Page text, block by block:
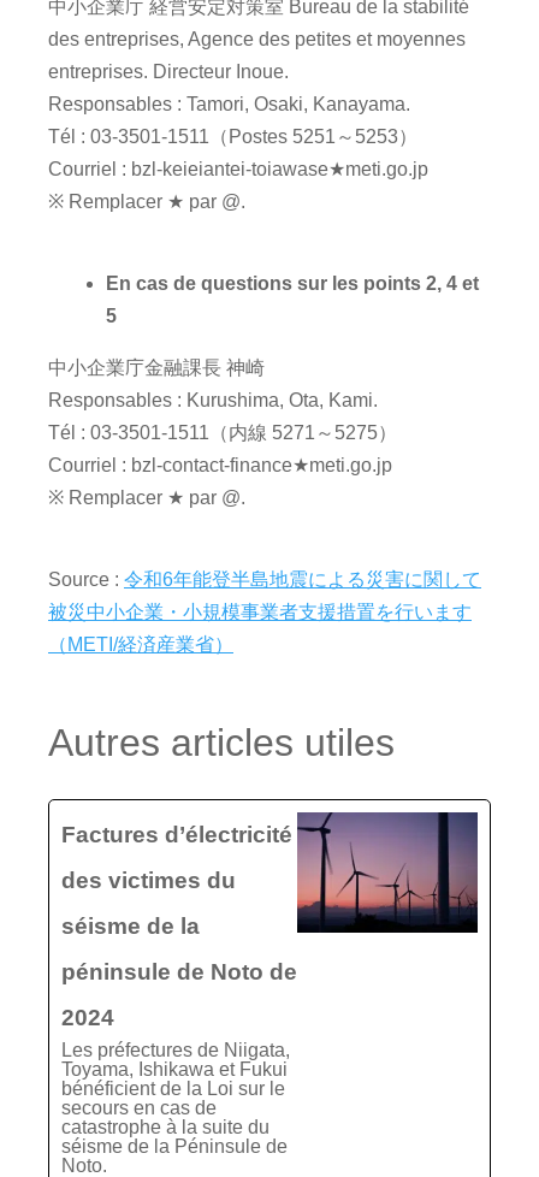
中小企業庁 経営安定対策室 Bureau de la stabilité
des entreprises, Agence des petites et moyennes
entreprises. Directeur Inoue.
Responsables : Tamori, Osaki, Kanayama.
Tél : 03-3501-1511（Postes 5251～5253）
Courriel : bzl-keieiantei-toiawase★meti.go.jp
※ Remplacer ★ par @.
En cas de questions sur les points 2, 4 et
5
中小企業庁金融課長 神崎
Responsables : Kurushima, Ota, Kami.
Tél : 03-3501-1511（内線 5271～5275）
Courriel : bzl-contact-finance★meti.go.jp
※ Remplacer ★ par @.
Source : 令和6年能登半島地震による災害に関して
被災中小企業・小規模事業者支援措置を行います
（METI/経済産業省）
Autres articles utiles
Factures d’électricité
des victimes du
séisme de la
péninsule de Noto de
2024
Les préfectures de Niigata,
Toyama, Ishikawa et Fukui
bénéficient de la Loi sur le
secours en cas de
catastrophe à la suite du
séisme de la Péninsule de
Noto.